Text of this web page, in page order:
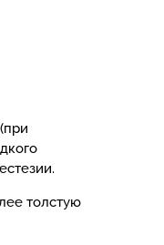
толстую